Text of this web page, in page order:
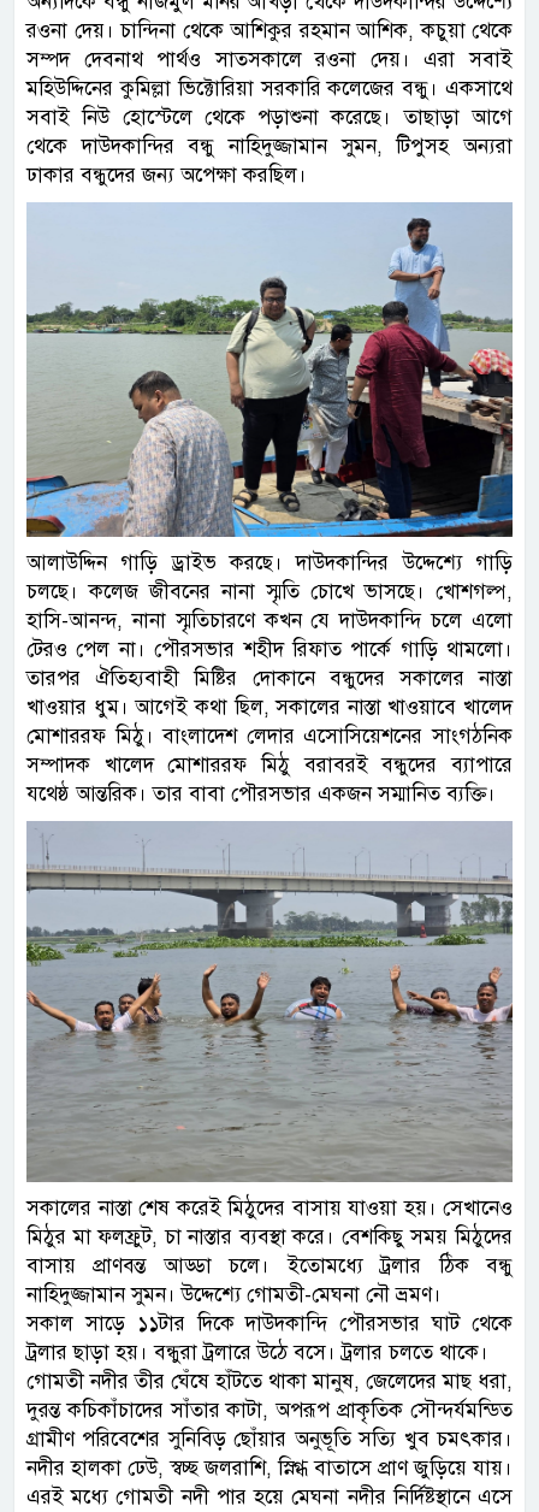
রওনা দেয়। চান্দিনা থেকে আশিকুর রহমান আশিক, কচুয়া থেকে
সম্পদ দেবনাথ পার্থও সাতসকালে রওনা দেয়। এরা সবাই
মহিউদ্দিনের কুমিল্লা ভিক্টোরিয়া সরকারি কলেজের বন্ধু। একসাথে
সবাই নিউ হোস্টেলে থেকে পড়াশুনা করেছে। তাছাড়া আগে
থেকে দাউদকান্দির বন্ধু নাহিদুজ্জামান সুমন, টিপুসহ অন্যরা
ঢাকার বন্ধুদের জন্য অপেক্ষা করছিল।
আলাউদ্দিন গাড়ি ড্রাইভ করছে। দাউদকান্দির উদ্দেশ্যে গাড়ি
চলছে। কলেজ জীবনের নানা স্মৃতি চোখে ভাসছে। খোশগল্প,
হাসি-আনন্দ, নানা স্মৃতিচারণে কখন যে দাউদকান্দি চলে এলো
টেরও পেল না। পৌরসভার শহীদ রিফাত পার্কে গাড়ি থামলো।
তারপর ঐতিহ্যবাহী মিষ্টির দোকানে বন্ধুদের সকালের নাস্তা
খাওয়ার ধুম। আগেই কথা ছিল, সকালের নাস্তা খাওয়াবে খালেদ
মোশাররফ মিঠু। বাংলাদেশ লেদার এসোসিয়েশনের সাংগঠনিক
সম্পাদক খালেদ মোশাররফ মিঠু বরাবরই বন্ধুদের ব্যাপারে
যথেষ্ঠ আন্তরিক। তার বাবা পৌরসভার একজন সম্মানিত ব্যক্তি।
সকালের নাস্তা শেষ করেই মিঠুদের বাসায় যাওয়া হয়। সেখানেও
মিঠুর মা ফলফ্রুট, চা নাস্তার ব্যবস্থা করে। বেশকিছু সময় মিঠুদের
বাসায় প্রাণবন্ত আড্ডা চলে। ইতোমধ্যে ট্রলার ঠিক বন্ধু
নাহিদুজ্জামান সুমন। উদ্দেশ্যে গোমতী-মেঘনা নৌ ভ্রমণ।
সকাল সাড়ে ১১টার দিকে দাউদকান্দি পৌরসভার ঘাট থেকে
ট্রলার ছাড়া হয়। বন্ধুরা ট্রলারে উঠে বসে। ট্রলার চলতে থাকে।
গোমতী নদীর তীর ঘেঁষে হাঁটতে থাকা মানুষ, জেলেদের মাছ ধরা,
দুরন্ত কচিকাঁচাদের সাঁতার কাটা, অপরূপ প্রাকৃতিক সৌন্দর্যমন্ডিত
গ্রামীণ পরিবেশের সুনিবিড় ছোঁয়ার অনুভূতি সত্যি খুব চমৎকার।
নদীর হালকা ঢেউ, স্বচ্ছ জলরাশি, স্নিগ্ধ বাতাসে প্রাণ জুড়িয়ে যায়।
এরই মধ্যে গোমতী নদী পার হয়ে মেঘনা নদীর নির্দিষ্টস্থানে এসে